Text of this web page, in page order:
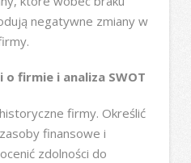
negatywne zmiany w
firmie i analiza SWOT
firmy. Określić
finansowe i
zdolności do